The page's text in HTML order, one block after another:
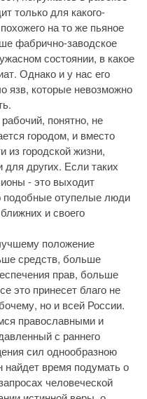
только для какого-
на то же пьяное
фабрично-заводское
состоянии, в какое
Однако и у нас его
язв, которые невозможно
понятно, не
городом, и вместо
из городской жизни,
других. Если таких
- это выходит
подобные отупелые люди
и своего
положение
средств, больше
прав, больше
это принесет благо не
но и всей России.
православными и
с раннего
сил однообразною
найдет время подумать о
человеческой